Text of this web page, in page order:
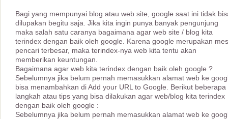
Bagi yang mempunyai blog atau web site, google saat ini tidak
dilupakan begitu saja. Jika kita ingin punya banyak pengunjung
maka salah satu caranya bagaimana agar web site / blog kita
terindex dengan baik oleh google. Karena google merupakan
pencari terbesar, maka terindex-nya web kita tentu akan
memberikan keuntungan.
Bagaimana agar web kita terindex dengan baik oleh google ?
Sebelumnya jika belum pernah memasukkan alamat web ke
bisa menambahkan di Add your URL to Google. Berikut beberapa
langkah atau tips yang bisa dilakukan agar web/blog kita terindex
dengan baik oleh google :
Sebelumnya jika belum pernah memasukkan alamat web ke